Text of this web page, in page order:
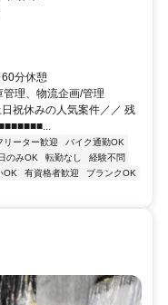
分休憩
理、物流企画/管理
祝休みの人気案件／／ 残
リーター歓迎
バイク通勤OK
のみOK 転勤なし
経験不問
OK 有資格者歓迎
ブランクOK